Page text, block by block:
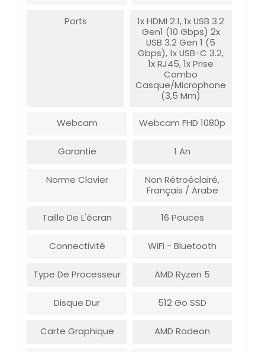
Ports
1x HDMI 2.1, 1x USB 3.2
Gen1 (10 Gbps) 2x
USB 3.2 Gen 1 (5
Gbps), 1x USB-C 3.2,
1x RJ45, 1x Prise
Combo
Casque/microphone
(3,5 Mm)
Webcam Webcam FHD 1080p
Garantie 1 An
Norme Clavier
Non Rétroéclairé,
Français / Arabe
Taille De L'écran 16 Pouces
Connectivité WiFi - Bluetooth
Type De Processeur AMD Ryzen 5
Disque Dur 512 Go SSD
Carte Graphique AMD Radeon